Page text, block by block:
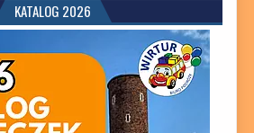
KATALOG 2026